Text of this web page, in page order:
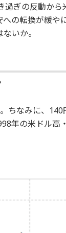
ぎの反動から
の転換が緩や
いか。
ちなみに、
年の米ドル高